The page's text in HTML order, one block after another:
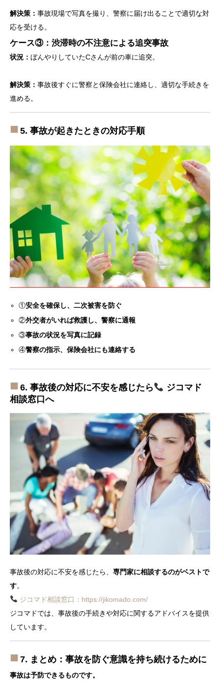
解決策： 事故現場で写真を撮り、警察に届け出ることで適切な対
応を受ける。
ケース③：渋滞時の不注意による追突事故
状況： ぼんやりしていたCさんが前の車に追突。
解決策： 事故後すぐに警察と保険会社に連絡し、適切な手続きを
進める。
5. 事故が起きたときの対応手順
①安全を確保し、二次被害を防ぐ
②外交者がいれば救護し、警察に通報
③事故の状況を写真に記録
④警察の指示、保険会社にも連絡する
6. 事故後の対応に不安を感じたら
ジコマド
相談窓口へ
事故後の対応に不安を感じたら、 専門家に相談するのがベストで
す。
ジコマド相談窓口：https://jikomado.com/
ジコマドでは、事故後の手続きや対応に関するアドバイスを提供
しています。
7. まとめ：事故を防ぐ意識を持ち続けるために
事故は予防できるものです。